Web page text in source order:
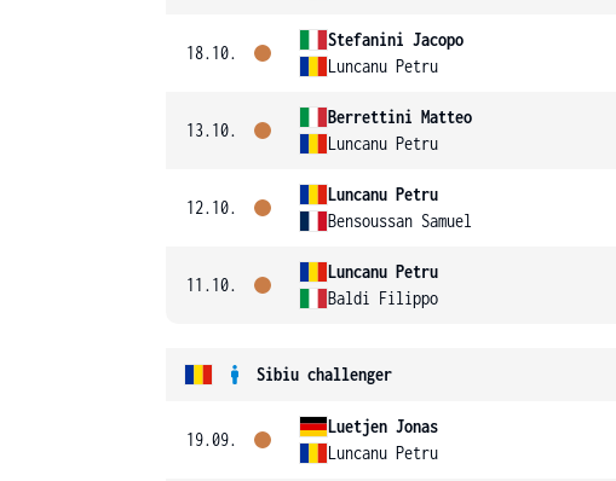
18.10.
Stefanini Jacopo
Luncanu Petru
13.10.
Berrettini Matteo
Luncanu Petru
12.10.
Luncanu Petru
Bensoussan Samuel
11.10.
Luncanu Petru
Baldi Filippo
Sibiu challenger
19.09.
Luetjen Jonas
Luncanu Petru